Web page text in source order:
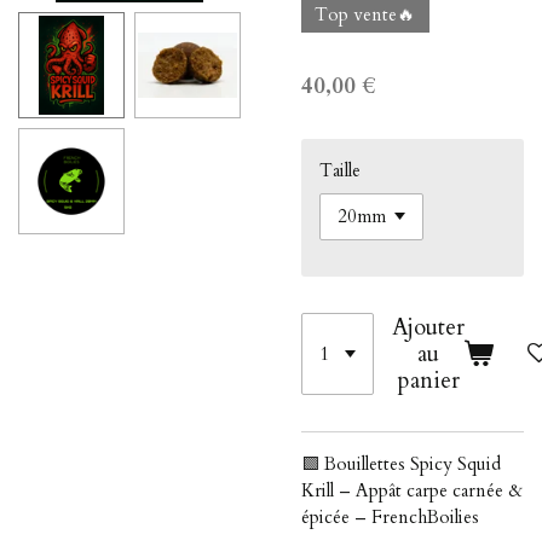
Top vente🔥
40,00 €
Taille
Ajouter
au
panier
🟩 Bouillettes Spicy Squid
Krill – Appât carpe carnée &
épicée – FrenchBoilies